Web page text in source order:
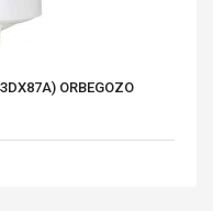
ORBEGOZO